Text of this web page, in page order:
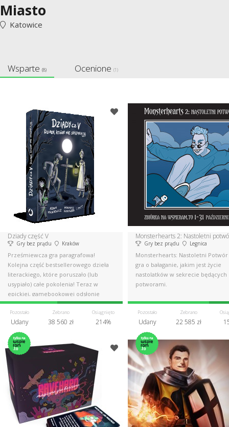
Miasto
Katowice
Wsparte (8) Ocenione (1)
Dziady część V
Gry bez prądu Kraków
Prześmiewcza gra paragrafowa!
Kolejna część bestsellerowego dzieła
literackiego, które poruszało (lub
usypiało) całe pokolenia! Teraz w
epickiej, gamebookowej odsłonie
Pozostało
Udany
Zebrano
38 560 zł
Osiągnięto
214%
Monsterhearts 2: Nastoletni
Gry bez prądu Legnica
Monsterhearts: Nastoletni
gra o bałaganie, jakim jest życie
nastolatków w sekrecie będących
potworami.
Pozostało
Udany
Zebrano
22 585 zł